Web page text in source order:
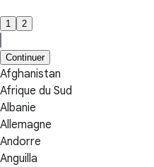
1 2
Continuer
Afghanistan
Afrique du Sud
Albanie
Allemagne
Andorre
Anguilla